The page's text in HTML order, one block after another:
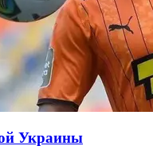
Украины